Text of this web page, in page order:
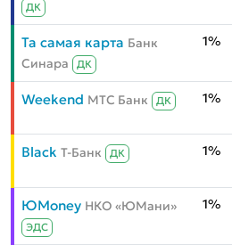
ДК
Та самая карта Банк
Синара
ДК
1%
Weekend МТС Банк ДК 1%
Black Т-Банк ДК 1%
ЮMoney НКО «ЮМани»
ЭДС
1%